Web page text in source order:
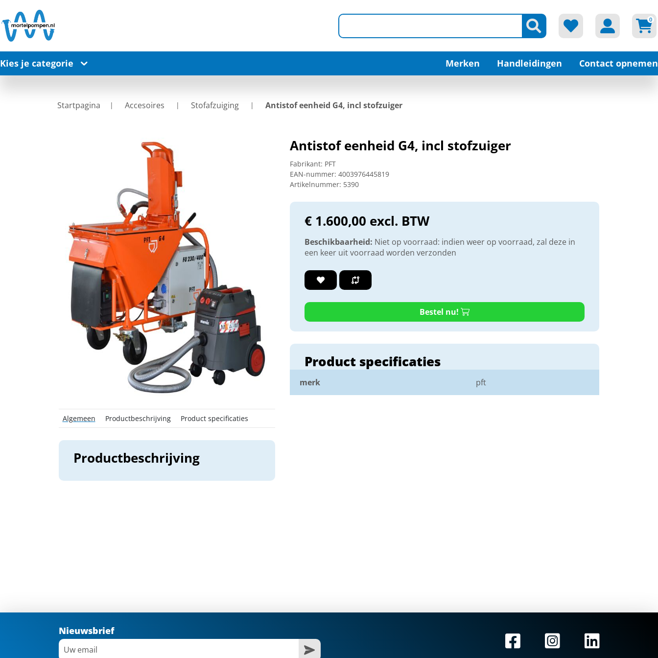
0
Kies je categorie Merken Handleidingen Contact opnemen
Startpagina Accesoires Stofafzuiging Antistof eenheid G4, incl stofzuiger
Productbeschrijving
Algemeen Productbeschrijving Product specificaties
Antistof eenheid G4, incl stofzuiger
Fabrikant: PFT
EAN-nummer: 4003976445819
Artikelnummer: 5390
€ 1.600,00 excl. BTW
Beschikbaarheid: Niet op voorraad: indien weer op voorraad, zal deze in
een keer uit voorraad worden verzonden
Bestel nu!
Product specificaties
merk pft
Nieuwsbrief